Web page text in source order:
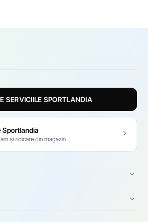
SERVICIILE SPORTLANDIA
Sportlandia
și ridicare din magazin